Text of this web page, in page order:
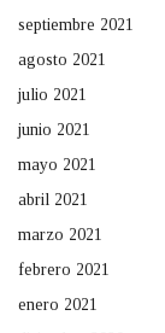
septiembre 2021
agosto 2021
julio 2021
junio 2021
mayo 2021
abril 2021
marzo 2021
febrero 2021
enero 2021